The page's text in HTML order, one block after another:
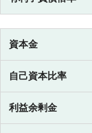
資本金
自己資本比率
利益余剰金